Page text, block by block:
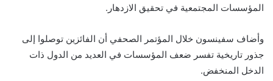
المؤسسات المجتمعية في تحقيق الازدهار.
وأضاف سفينسون خلال المؤتمر الصحفي أن الفائزين توصلوا إلى
جذور تاريخية تفسر ضعف المؤسسات في العديد من الدول ذات
الدخل المنخفض.